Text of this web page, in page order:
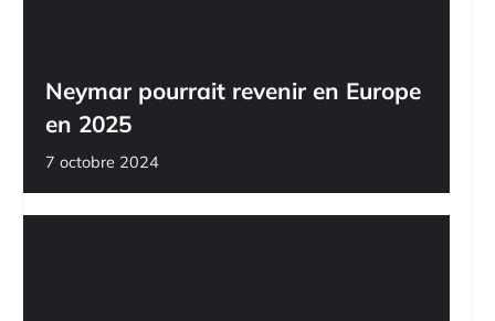
Neymar pourrait revenir en Europe
en 2025
7 octobre 2024